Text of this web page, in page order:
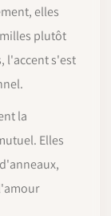
elles
plutôt
l'accent s'est
la
Elles